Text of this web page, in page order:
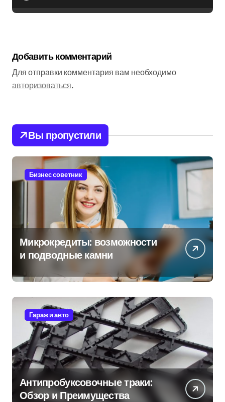
Добавить комментарий
Для отправки комментария вам необходимо
авторизоваться.
Вы пропустили
Бизнес советник
Микрокредиты: возможности
и подводные камни
Гараж и авто
Антипробуксовочные траки:
Обзор и Преимущества